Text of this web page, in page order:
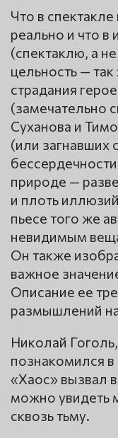
Что в
реально и что в
(спектаклю, а
цельность —
страдания
(замечательно
Суханова и
(или загнавших
природе —
и плоть
пьесе того же
невидимым
Он также
важное
Описание ее
размышлений
Николай
познакомился
«Хаос» вызвал
можно увидеть
сквозь тьму.